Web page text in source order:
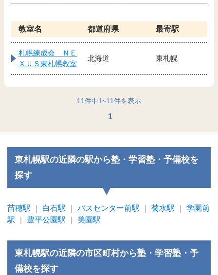
教室名 都道府県 最寄駅
札幌練成会 ＮＥ
ＸＵＳ東札幌教室
北海道 東札幌
11件中1~11件を表示
1
東札幌駅の近隣の駅から塾・学習塾・予備校を
探す
苗穂駅 白石駅 バスセンター前駅 菊水駅
学園前
駅
豊平公園駅 美園駅
東札幌駅の近隣の市区町村から塾・学習塾・予
備校を探す